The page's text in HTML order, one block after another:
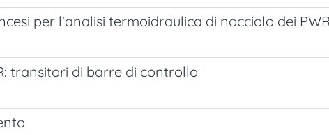
per l'analisi termoidraulica di nocciolo dei
transitori di barre di controllo